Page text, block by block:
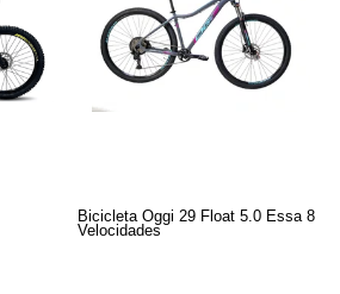
Bicicleta Oggi 29 Float 5.0 Essa 8
Velocidades